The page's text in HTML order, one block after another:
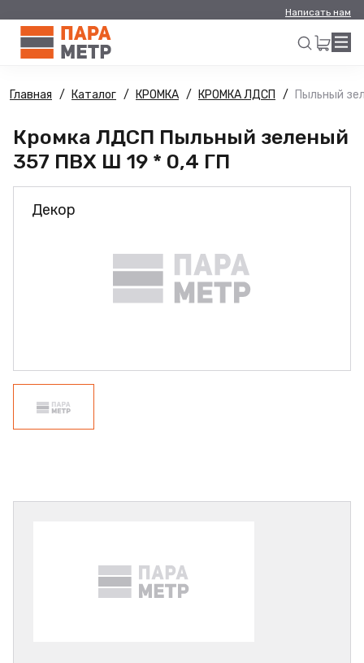
Написать нам
Искать
Главная Каталог КРОМКА КРОМКА ЛДСП Пыльный
Кромка ЛДСП Пыльный зеленый
357 ПВХ Ш 19 * 0,4 ГП
Декор